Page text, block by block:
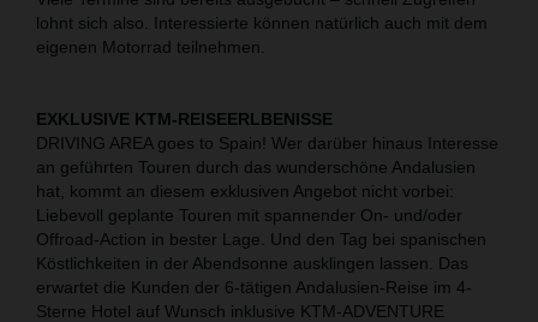
lohnt sich also. Interessierte können natürlich auch mit dem
eigenen Motorrad teilnehmen.
EXKLUSIVE KTM-REISEERLBENISSE
DRIVING AREA goes to Spain! Wer darüber hinaus Interesse
an geführten Touren durch das wunderschöne Andalusien
hat, kommt an diesem exklusiven Angebot nicht vorbei:
Liebevoll geplante Touren mit spannender On- und/oder
Offroad-Action in bester Lage. Und den Tag bei spanischen
Köstlichkeiten in der Abendsonne ausklingen lassen. Das
erwartet die Kunden der 6-tätigen Andalusien-Reise im 4-
Sterne Hotel auf Wunsch inklusive KTM-ADVENTURE